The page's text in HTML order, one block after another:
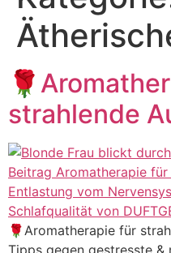
strahlende
🌹Aromatherapie für
Tipps gegen gestresste